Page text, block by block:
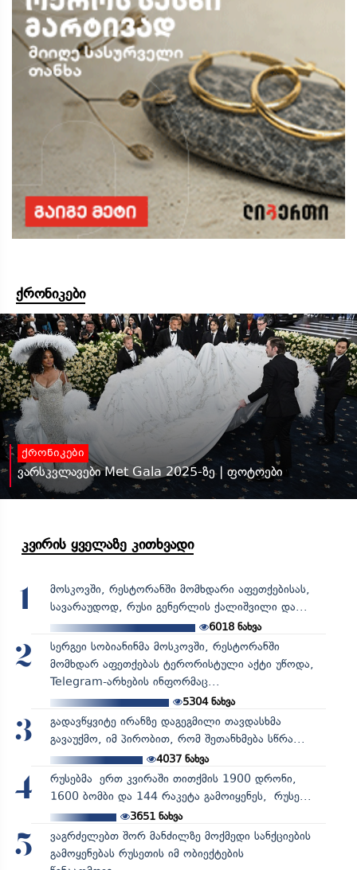
ქრონიკები
ქრონიკები
ვარსკვლავები Met Gala 2025-ზე | ფოტოები
კვირის ყველაზე კითხვადი
1
მოსკოვში, რესტორანში მომხდარი აფეთქებისას,
სავარაუდოდ, რუსი გენერლის ქალიშვილი და...
6018 ნახვა
2
სერგეი სობიანინმა მოსკოვში, რესტორანში
მომხდარ აფეთქებას ტერორისტული აქტი უწოდა,
Telegram-არხების ინფორმაც...
5304ნახვა
3
გადავწყვიტე ირანზე დაგეგმილი თავდასხმა
გავაუქმო, იმ პირობით, რომ შეთანხმება სწრა...
4037ნახვა
4
რუსებმა ერთ კვირაში თითქმის 1900 დრონი,
1600 ბომბი და 144 რაკეტა გამოიყენეს, რუსე...
3651ნახვა
5
ვაგრძელებთ შორ მანძილზე მოქმედი სანქციების
გამოყენებას რუსეთის იმ ობიექტების